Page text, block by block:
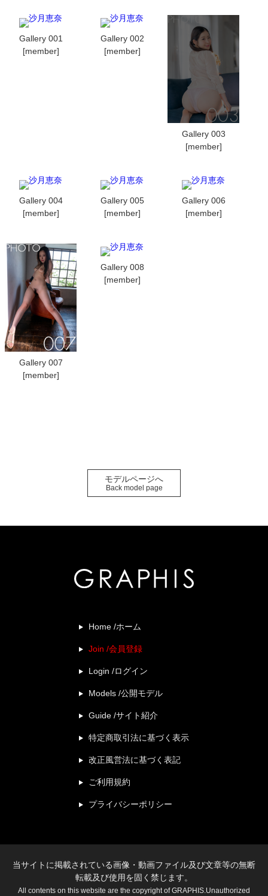
Gallery 001
[member]
Gallery 002
[member]
Gallery 003
[member]
Gallery 004
[member]
Gallery 005
[member]
Gallery 006
[member]
Gallery 007
[member]
Gallery 008
[member]
モデルページへ
Back model page
Home /ホーム
Join /会員登録
Login /ログイン
Models /公開モデル
Guide /サイト紹介
特定商取引法に基づく表示
改正風営法に基づく表記
ご利用規約
プライバシーポリシー
当サイトに掲載されている画像・動画ファイル及び文章等の無断
転載及び使用を固く禁じます。
All contents on this website are the copyright of GRAPHIS.Unauthorized